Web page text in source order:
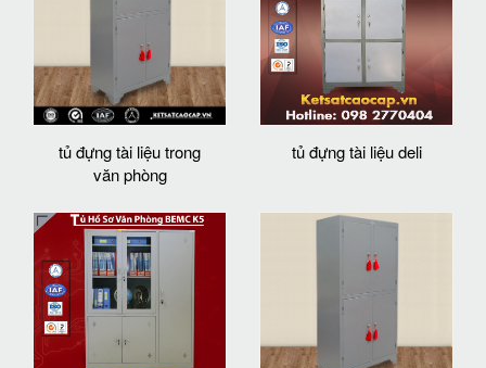
tủ đựng tài liệu trong
văn phòng
tủ đựng tài liệu deli